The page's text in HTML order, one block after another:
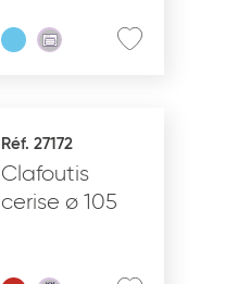
Réf. 27172
Clafoutis
cerise ø 105